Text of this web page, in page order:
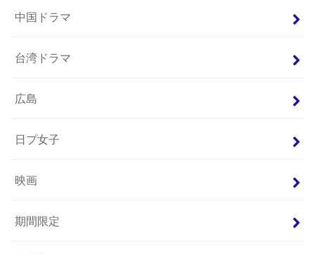
中国ドラマ
台湾ドラマ
広島
日プ女子
映画
期間限定